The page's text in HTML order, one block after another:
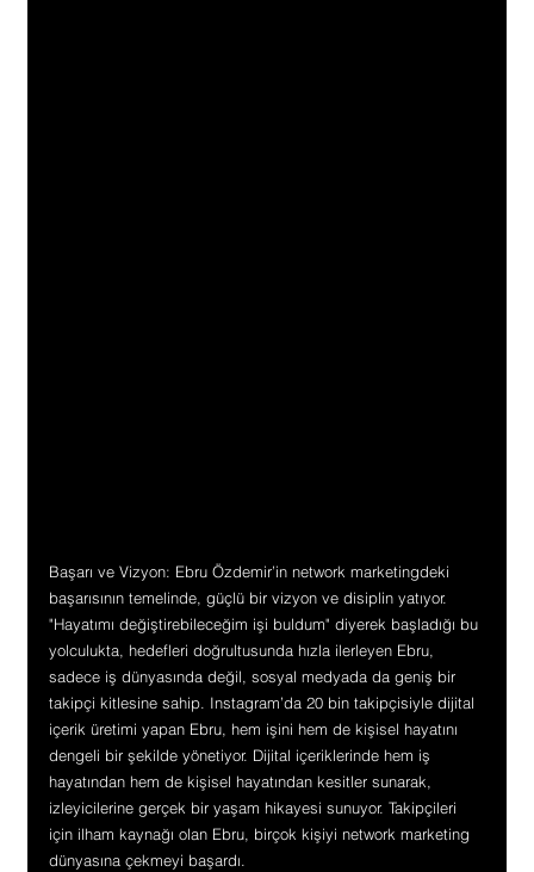
Başarı ve Vizyon: Ebru Özdemir’in network marketingdeki
başarısının temelinde, güçlü bir vizyon ve disiplin yatıyor.
"Hayatımı değiştirebileceğim işi buldum" diyerek başladığı bu
yolculukta, hedefleri doğrultusunda hızla ilerleyen Ebru,
sadece iş dünyasında değil, sosyal medyada da geniş bir
takipçi kitlesine sahip. Instagram’da 20 bin takipçisiyle dijital
içerik üretimi yapan Ebru, hem işini hem de kişisel hayatını
dengeli bir şekilde yönetiyor. Dijital içeriklerinde hem iş
hayatından hem de kişisel hayatından kesitler sunarak,
izleyicilerine gerçek bir yaşam hikayesi sunuyor. Takipçileri
için ilham kaynağı olan Ebru, birçok kişiyi network marketing
dünyasına çekmeyi başardı.